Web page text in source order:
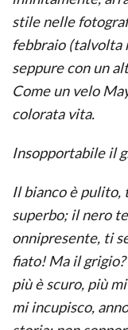
stile nelle
febbraio (talvolta
seppure con un
Come un velo
colorata vita.
Insopportabile il
Il bianco è pulito,
superbo; il nero
onnipresente, ti
fiato! Ma il grigio?
più è scuro, più
mi incupisco,